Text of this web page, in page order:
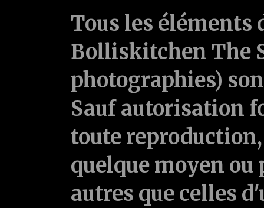
Tous les
Bolliskitchen The
photographies)
Sauf autorisation
toute
quelque moyen ou
autres que celles